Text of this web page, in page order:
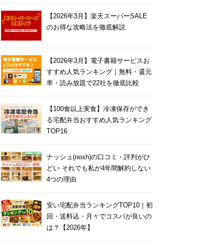
【2026年3月】楽天スーパーSALE
のお得な攻略法を徹底解説
【2026年3月】電子書籍サービスお
すすめ人気ランキング｜無料・還元
率・読み放題で22社を徹底比較
【100食以上実食】冷凍保存ができ
る宅配弁当おすすめ人気ランキング
TOP16
ナッシュ(nosh)の口コミ・評判がひ
どい それでも私が4年間解約しない
4つの理由
安い宅配弁当ランキングTOP10｜初
回・送料込・月々でコスパが良いの
は？【2026年】